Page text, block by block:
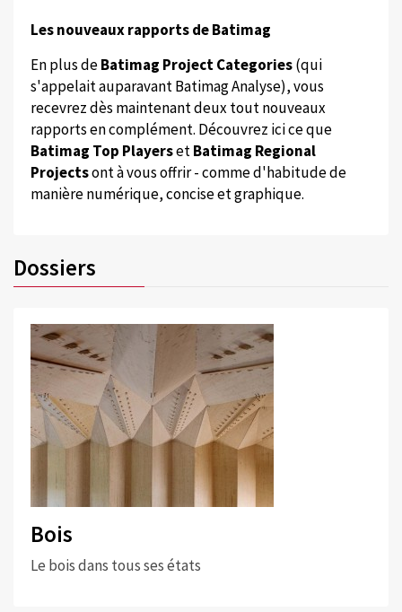
Les nouveaux rapports de Batimag
En plus deBatimag Project Categories(qui
s'appelait auparavant Batimag Analyse), vous
recevrez dès maintenant deux tout nouveaux
rapports en complément. Découvrez ici ce que
Batimag Top PlayersetBatimag Regional
Projectsont à vous offrir - comme d'habitude de
manière numérique, concise et graphique.
Dossiers
Bois
Le bois dans tous ses états